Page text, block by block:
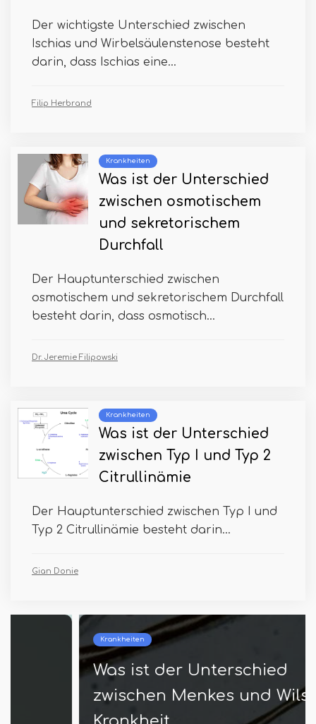
Der wichtigste Unterschied zwischen
Ischias und Wirbelsäulenstenose besteht
darin, dass Ischias eine...
Filip Herbrand
Krankheiten
Was ist der Unterschied
zwischen osmotischem
und sekretorischem
Durchfall
Der Hauptunterschied zwischen
osmotischem und sekretorischem Durchfall
besteht darin, dass osmotisch...
Dr. Jeremie Filipowski
Krankheiten
Was ist der Unterschied
zwischen Typ I und Typ 2
Citrullinämie
Der Hauptunterschied zwischen Typ I und
Typ 2 Citrullinämie besteht darin...
Gian Donie
Was ist der Unterschied
zwischen Menkes und Wilson -